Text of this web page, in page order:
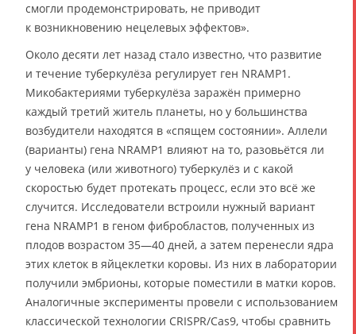
смогли продемонстрировать, не приводит
к возникновению нецелевых эффектов».
Около десяти лет назад стало известно, что развитие
и течение туберкулёза регулирует ген NRAMP1.
Микобактериями туберкулёза заражён примерно
каждый третий житель планеты, но у большинства
возбудители находятся в «спящем состоянии». Аллели
(варианты) гена NRAMP1 влияют на то, разовьётся ли
у человека (или животного) туберкулёз и с какой
скоростью будет протекать процесс, если это всё же
случится. Исследователи встроили нужный вариант
гена NRAMP1 в геном фибробластов, полученных из
плодов возрастом 35—40 дней, а затем перенесли ядра
этих клеток в яйцеклетки коровы. Из них в лаборатории
получили эмбрионы, которые поместили в матки коров.
Аналогичные эксперименты провели с использованием
классической технологии CRISPR/Cas9, чтобы сравнить